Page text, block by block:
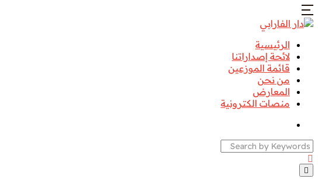
الرئيسية
لائحة إصداراتنا
قائمة الموزعين
من نحن
المعارض
منصات الكترونية
Search